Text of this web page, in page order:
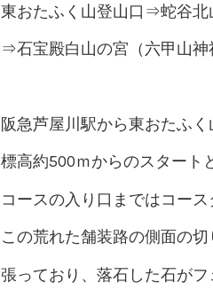
東おたふく山登山口⇒蛇谷
⇒石宝殿白山の宮（六甲山神
阪急芦屋川駅から東おたふ
標高約500ｍからのスタート
コースの入り口まではコー
この荒れた舗装路の側面の
張っており、落石した石がフ